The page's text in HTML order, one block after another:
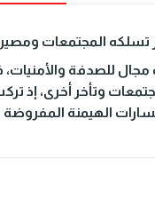
تسلكه المجتمعات
للصدفة
وتأخر أخرى، إذ
الهيمنة المفروضة